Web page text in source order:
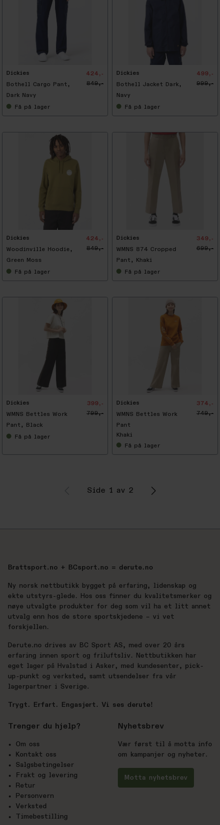
Dickies
Bothell Cargo Pant,
Dark Navy
424,-
849,-
Få på lager
Dickies
Bothell Jacket Dark,
Navy
499,-
999,-
Få på lager
Dickies
Woodinville Hoodie,
Green Moss
424,-
849,-
Få på lager
Dickies
WMNS 874 Cropped
Pant, Khaki
349,-
699,-
Få på lager
Dickies
WMNS Bettles Work
Pant, Black
399,-
799,-
Få på lager
Dickies
WMNS Bettles Work
Pant
374,-
749,-
Khaki
Få på lager
Side 1 av 2
Brattsport.no + BCsport.no = derute.no
Ny norsk nettbutikk bygget på erfaring, lidenskap og
ekte utstyrs-glede. Hos oss finner du kvalitetsmerker og
nøye utvalgte produkter for deg som vil ha et litt annet
utvalg enn hos de store sportskjedene – vi vet
forskjellen.
Derute.no drives av BC Sport AS, med over 20 års
erfaring innen sport og friluftsliv. Nettbutikken har
eget lager på Hvalstad i Asker, med kundesenter, pick-
up-punkt og verksted, samt utsendelser fra vår
lagerpartner i Sverige.
Trygt. Erfart. Engasjert. Vi ses derute!
Trenger du hjelp?
Om oss
Kontakt oss
Salgsbetingelser
Frakt og levering
Retur
Personvern
Verksted
Timebestilling
Nyhetsbrev
Vær først til å motta info
om kampanjer og nyheter.
Motta nyhetsbrev